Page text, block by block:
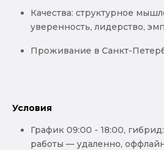
Качества: структурное
уверенность, лидерство,
Проживание в Санкт-
Условия
График 09:00 - 18:00,
работы — удаленно,